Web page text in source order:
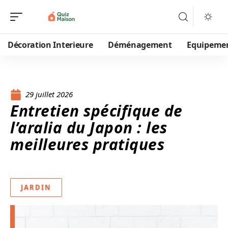
Décoration Interieure Déménagement
29 juillet 2026
Entretien spécifique de
l’aralia du Japon : les
meilleures pratiques
JARDIN